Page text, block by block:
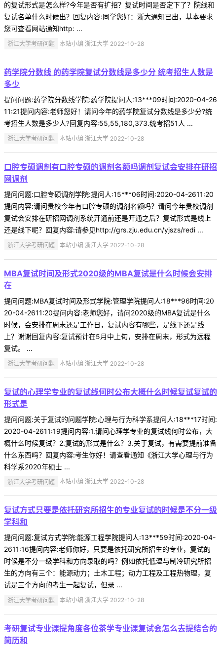
的复试形式是怎么样?今年是否有扩招？复试时间是否定下了？院线和
复试名单什么时候出？回复内容:同学您好：浙大通知已出，基本要求
您可查看网站通知http: ...
浙江大学考研问题 本站小编 浙江大学 2022-10-28
药学院分数线 的药学院复试分数线是多少分 统考招生人数是
多少
提问问题:药学院分数线学院:药学院提问人:13***09时间:2020-04-26
11:21提问内容:老师您好！请问今年的药学院复试分数线是多少分?统
考招生人数是多少人?回复内容:55,55,180,373.统考招51人 ...
浙江大学考研问题 本站小编 浙江大学 2022-10-28
口腔专硕调剂有口腔专硕的调剂名额吗调剂复试会安排在研招
网调剂
提问问题:口腔专硕调剂学院:提问人:15***06时间:2020-04-2611:20
提问内容:请问贵校今年有口腔专硕的调剂名额吗？请问今年贵校调剂
复试会安排在研招网调剂系统开通前还是开通之后？复试形式是线上
还是线下呢？回复内容:请参见http://grs.zju.edu.cn/yjszs/redi ...
浙江大学考研问题 本站小编 浙江大学 2022-10-28
MBA复试时间及形式2020级的MBA复试是什么时候会安排
在
提问问题:MBA复试时间及形式学院:管理学院提问人:18***96时间:20
20-04-2611:20提问内容:老师您好，请问2020级的MBA复试是什么
时候，会安排在周末还是工作日，复试内容有哪些，是线下还是线
上？谢谢回复内容:复试预计在5月中上旬，安排在周末，形式为远程
复试。 ...
浙江大学考研问题 本站小编 浙江大学 2022-10-28
复试的心理学专业的复试线何时公布大概什么时候复试复试的
形式是
提问问题:关于复试的问题学院:心理与行为科学系提问人:18***17时间:
2020-04-2611:19提问内容:1.请问心理学专业的复试线何时公布，大
概什么时候复试？2.复试的形式是什么？3.关于复试，有需要提前准备
什么东西吗？回复内容:考生你好！请查看通知《浙江大学心理与行为
科学系2020年硕士 ...
浙江大学考研问题 本站小编 浙江大学 2022-10-28
复试方式只要是依托研究所招生的专业复试的时候是不分一级
学科和
提问问题:复试方式学院:能源工程学院提问人:13***59时间:2020-04-
2611:16提问内容:老师你好，只要是依托研究所招生的专业，复试的
时候是不分一级学科和方向录取的吗？例如依托低温与制冷研究所招
生的方向有三个：能源动力；土木工程；动力工程及工程热物理，复
试是三个方向的考生一起复试，但录 ...
浙江大学考研问题 本站小编 浙江大学 2022-10-28
考研复试专业课提角度各位茶学专业课复试会怎么去提结合的
简历和